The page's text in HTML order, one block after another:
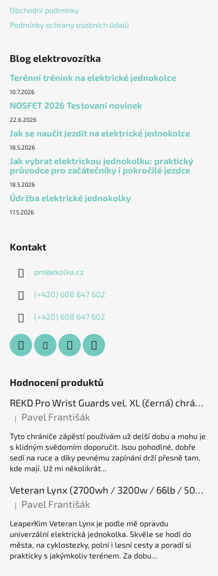
Obchodní podmínky
Podmínky ochrany osobních údajů
Blog elektrovozítka
Terénní trénink na elektrické jednokolce
10.7.2026
NOSFET 2026 Testovaní novinek
22.6.2026
Jak se naučit jezdit na elektrické jednokolce
18.5.2026
Jak vybrat elektrickou jednokolku: praktický
průvodce pro začátečníky i pokročilé jezdce
18.5.2026
Údržba elektrické jednokolky
17.5.2026
Kontakt
pm@ekolka.cz
(+420) 608 647 602
(+420) 608 647 602
Hodnocení produktů
REKD Pro Wrist Guards vel. XL (černá) chrániče zápěstí
Hodnocení produktu je 5 z 5 hvězdiček.
| Pavel Františák
Tyto chrániče zápěstí používám už delší dobu a mohu je
s klidným svědomím doporučit. Jsou pohodlné, dobře
sedí na ruce a díky pevnému zapínání drží přesně tam,
kde mají. Už mi několikrát...
Veteran Lynx (2700wh / 3200w / 66lb / 50E), elektrická jednokolka
Hodnocení produktu je 5 z 5 hvězdiček.
| Pavel Františák
LeaperKim Veteran Lynx je podle mě opravdu
univerzální elektrická jednokolka. Skvěle se hodí do
města, na cyklostezky, polní i lesní cesty a poradí si
prakticky s jakýmkoliv terénem. Za dobu...